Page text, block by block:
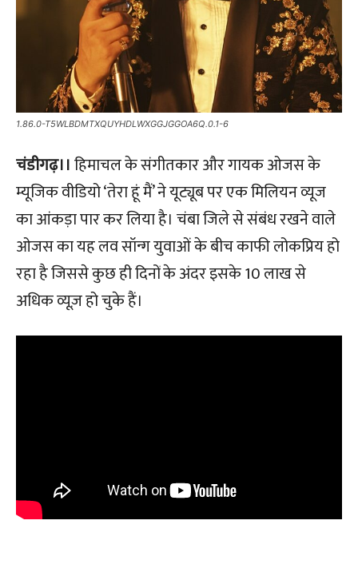
1.86.0-T5WLBDMTXQUYHDLWXGGJGGOA6Q.0.1-6
चंडीगढ़।।हिमाचल के संगीतकार और गायक ओजस के
म्यूजिक वीडियो ‘तेरा हूं मैं’ ने यूट्यूब पर एक मिलियन व्यूज
का आंकड़ा पार कर लिया है। चंबा जिले से संबंध रखने वाले
ओजस का यह लव सॉन्ग युवाओं के बीच काफी लोकप्रिय हो
रहा है जिससे कुछ ही दिनों के अंदर इसके 10 लाख से
अधिक व्यूज़ हो चुके हैं।